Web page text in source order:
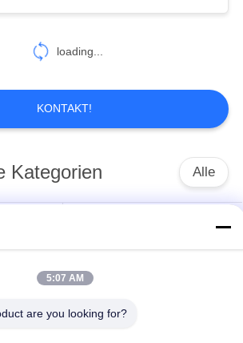
119
Set
402
loading...
KONTAKT!
Kategorien Alle
Suspendierungs-Teile
5:07 AM
are you looking for?